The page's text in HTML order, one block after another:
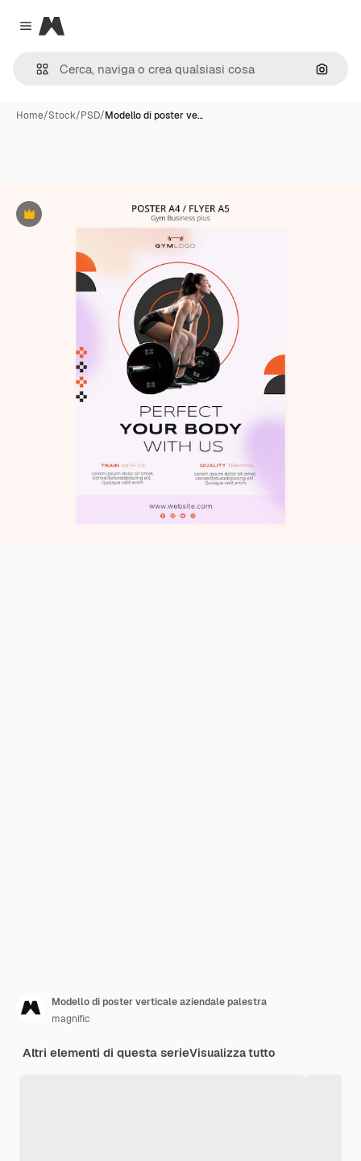
Close menu
Magnific
Cerca
Home/Stock/PSD/Modello di poster ve…
Premium
Modello di poster verticale aziendale palestra
magnific
Altri elementi di questa serieVisualizza tutto